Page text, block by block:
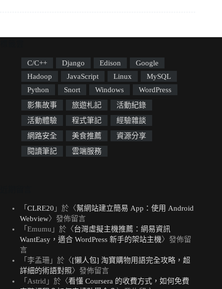
C/C++ Django Edison
Google
Hadoop
JavaScript Linux
MySQL
Python
Snort Windows
WordPress
影集故事
旅遊札記
活動紀錄
活動體驗
程式筆記
經驗雜談
網路安全
美食推薦
資源分享
閱讀筆記
雲端服務
「 CLRE20 」於〈幫網站建立簡易 App：使用 Android
Webview〉發佈留言
「 Emumu 」於〈台灣虛擬主機推薦：網易資訊
WantEasy，適合 WordPress 新手的架站主機〉發佈留
言
「 李孟珊 」於〈[懶人包] 淘寶購物用語完全攻略，超
詳細的術語對照〉發佈留言
「 Astrid 」於〈看懂 Coursera 的收費方式，如何免費